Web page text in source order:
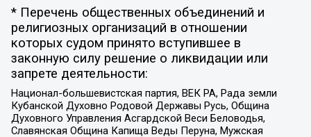
* Перечень общественных объединений и
религиозных организаций в отношении
которых судом принято вступившее в
законную силу решение о ликвидации или
запрете деятельности:
Национал-большевистская партия, ВЕК РА, Рада земли
Кубанской Духовно Родовой Державы Русь, Община
Духовного Управления Асгардской Веси Беловодья,
Славянская Община Капища Веды Перуна, Мужская